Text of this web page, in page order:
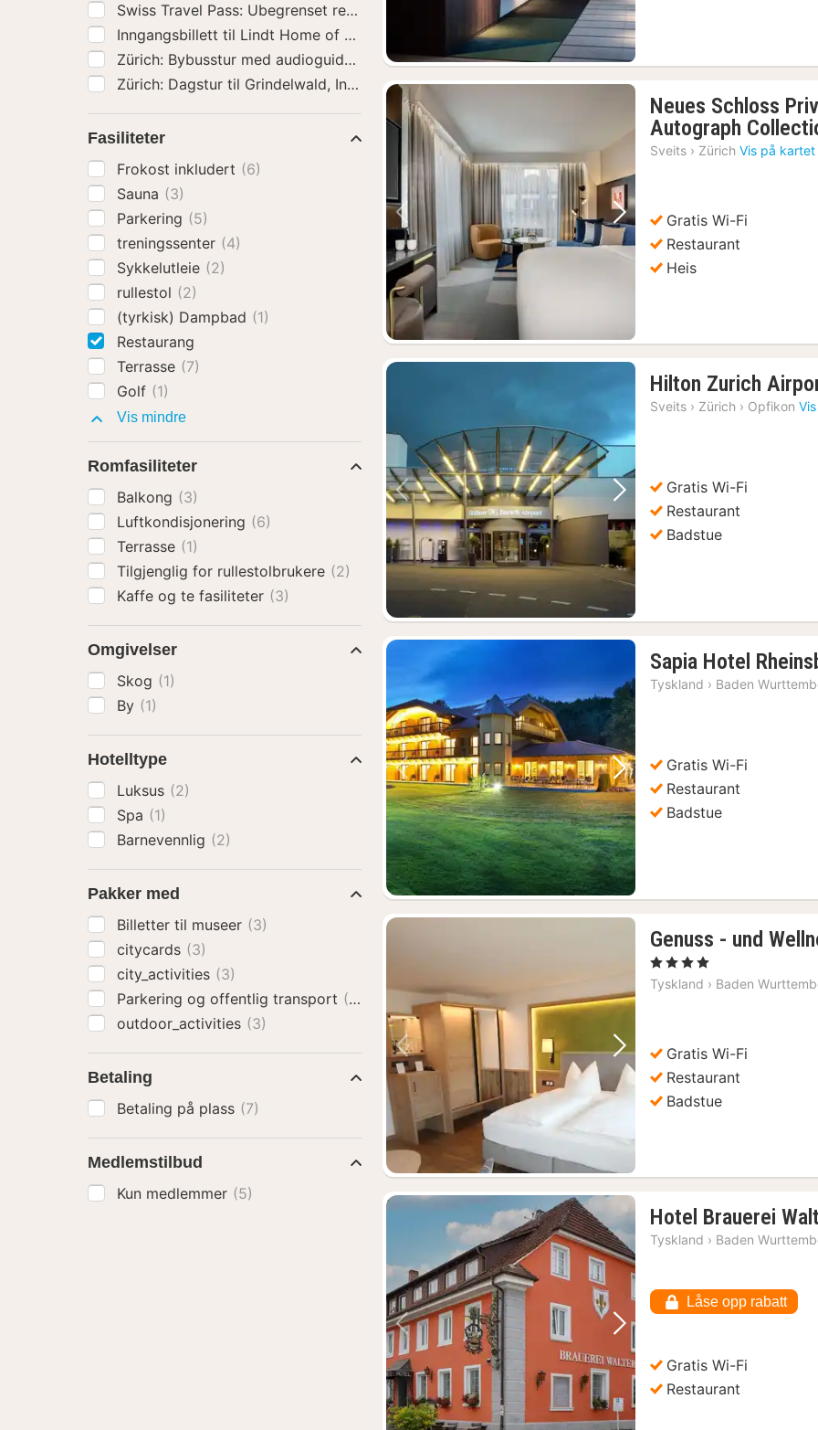
Forrige bilde Neste bilde
Neues Schloss
Autograph
Sveits › Zürich Vis på kartet
Gratis Wi-Fi
Restaurant
Heis
Forrige bilde Neste bilde
Hilton Zurich
Sveits › Zürich › Opfikon
Gratis Wi-Fi
Restaurant
Badstue
Forrige bilde Neste bilde
Sapia Hotel
Tyskland › Baden
Gratis Wi-Fi
Restaurant
Badstue
Forrige bilde Neste bilde
Genuss - und
, 4 Stjerner
Tyskland › Baden
Gratis Wi-Fi
Restaurant
Badstue
Forrige bilde Neste bilde
Hotel Brauerei
Tyskland › Baden
Låse opp rabatt
Gratis Wi-Fi
Restaurant
Swiss Travel Pass: Ubegrenset reise med tog, buss og båt(3)
Inngangsbillett til Lindt Home of Chocolate Museum(3)
Zürich: Bybusstur med audioguide og innsjøcruise(3)
Zürich: Dagstur til Grindelwald, Interlaken og Lauterbrunnen(3)
Fasiliteter
Frokost inkludert (6)
Sauna (3)
Parkering (5)
treningssenter (4)
Sykkelutleie (2)
rullestol (2)
(tyrkisk) Dampbad (1)
Restaurang
Terrasse (7)
Golf (1)
Vis mindreFasiliteter
Romfasiliteter
Balkong (3)
Luftkondisjonering (6)
Terrasse (1)
Tilgjenglig for rullestolbrukere (2)
Kaffe og te fasiliteter (3)
Omgivelser
Skog (1)
By (1)
Hotelltype
Luksus (2)
Spa (1)
Barnevennlig (2)
Pakker med
Billetter til museer (3)
citycards (3)
city_activities (3)
Parkering og offentlig transport (3)
outdoor_activities (3)
Betaling
Betaling på plass (7)
Medlemstilbud
Kun medlemmer (5)